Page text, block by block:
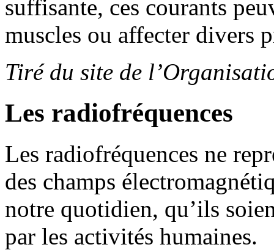
suffisante, ces courants
muscles ou affecter divers
Tiré du site de
Les radiofréquences
Les radiofréquences ne
des champs
notre quotidien, qu’ils
par les activités humaines.